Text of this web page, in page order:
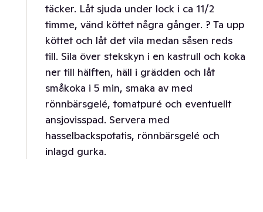
täcker. Låt sjuda under lock i ca 11/2
timme, vänd köttet några gånger. ? Ta upp
köttet och låt det vila medan såsen reds
till. Sila över stekskyn i en kastrull och koka
ner till hälften, häll i grädden och låt
småkoka i 5 min, smaka av med
rönnbärsgelé, tomatpuré och eventuellt
ansjovisspad. Servera med
hasselbackspotatis, rönnbärsgelé och
inlagd gurka.